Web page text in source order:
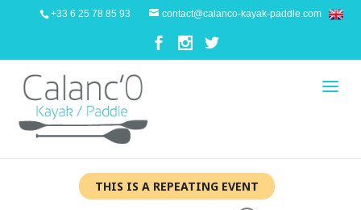
+33 6 25 78 85 93 contact@calanco-kayak-paddle.com
THIS IS A REPEATING EVENT